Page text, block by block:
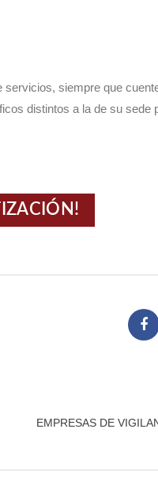
siempre que
distintos a la de su sede
EMPRESAS DE